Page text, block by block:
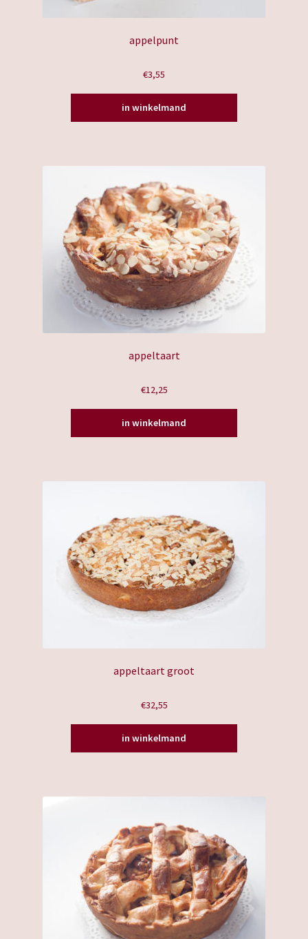
appelpunt
€3,55
in winkelmand
appeltaart
€12,25
in winkelmand
appeltaart groot
€32,55
in winkelmand